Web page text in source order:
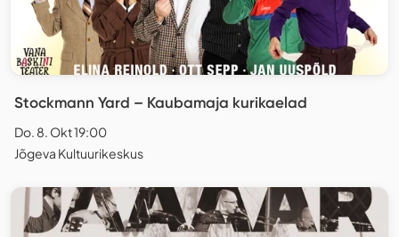
Stockmann Yard – Kaubamaja kurikaelad
Do. 8. Okt 19:00
Jõgeva Kultuurikeskus